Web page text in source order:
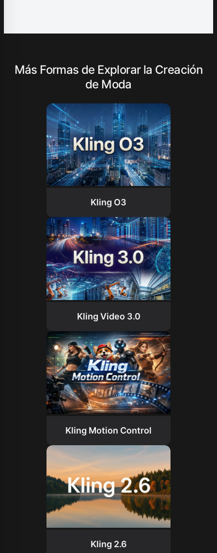
Más Formas de Explorar la Creación
de Moda
Kling O3
Kling Video 3.0
Kling Motion Control
Kling 2.6